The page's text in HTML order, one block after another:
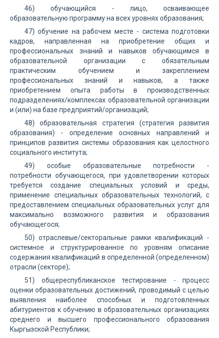
46) обучающийся - лицо, осваивающее
образовательную программу на всех уровнях образования;
47) обучение на рабочем месте - система подготовки
кадров, направленная на приобретение общих и
профессиональных знаний и навыков обучающимся в
образовательной организации с обязательным
практическим обучением и закреплением
профессиональных знаний и навыков, а также
приобретением опыта работы в производственных
подразделениях/комплексах образовательной организации
и (или) на базе предприятий/организаций;
48) образовательная стратегия (стратегия развития
образования) - определение основных направлений и
принципов развития системы образования как целостного
социального института;
49) особые образовательные потребности -
потребности обучающегося, при удовлетворении которых
требуется создание специальных условий и среды,
применение специальных образовательных технологий, с
предоставлением специальных образовательных услуг для
максимально возможного развития и образования
обучающегося;
50) отраслевые/секторальные рамки квалификаций -
системное и структурированное по уровням описание
содержания квалификаций в определенной (определенном)
отрасли (секторе);
51) общереспубликанское тестирование - процесс
оценки образовательных достижений, проводимый с целью
выявления наиболее способных и подготовленных
абитуриентов к обучению в образовательных организациях
среднего и высшего профессионального образования
Кыргызской Республики;